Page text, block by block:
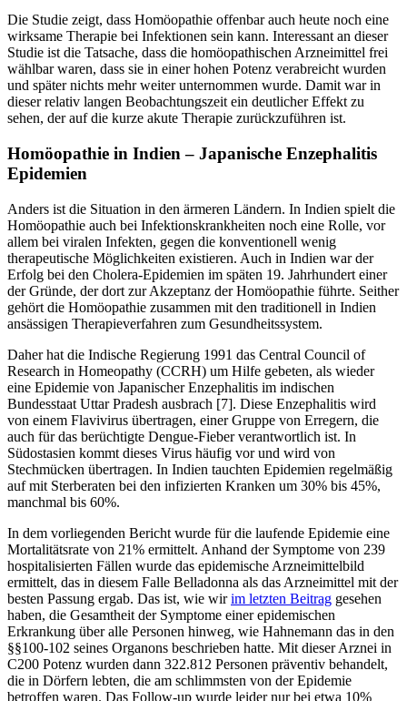
Die Studie zeigt, dass Homöopathie offenbar auch heute noch eine
wirksame Therapie bei Infektionen sein kann. Interessant an dieser
Studie ist die Tatsache, dass die homöopathischen Arzneimittel frei
wählbar waren, dass sie in einer hohen Potenz verabreicht wurden
und später nichts mehr weiter unternommen wurde. Damit war in
dieser relativ langen Beobachtungszeit ein deutlicher Effekt zu
sehen, der auf die kurze akute Therapie zurückzuführen ist.
Homöopathie in Indien – Japanische Enzephalitis
Epidemien
Anders ist die Situation in den ärmeren Ländern. In Indien spielt die
Homöopathie auch bei Infektionskrankheiten noch eine Rolle, vor
allem bei viralen Infekten, gegen die konventionell wenig
therapeutische Möglichkeiten existieren. Auch in Indien war der
Erfolg bei den Cholera-Epidemien im späten 19. Jahrhundert einer
der Gründe, der dort zur Akzeptanz der Homöopathie führte. Seither
gehört die Homöopathie zusammen mit den traditionell in Indien
ansässigen Therapieverfahren zum Gesundheitssystem.
Daher hat die Indische Regierung 1991 das Central Council of
Research in Homeopathy (CCRH) um Hilfe gebeten, als wieder
eine Epidemie von Japanischer Enzephalitis im indischen
Bundesstaat Uttar Pradesh ausbrach [7]. Diese Enzephalitis wird
von einem Flavivirus übertragen, einer Gruppe von Erregern, die
auch für das berüchtigte Dengue-Fieber verantwortlich ist. In
Südostasien kommt dieses Virus häufig vor und wird von
Stechmücken übertragen. In Indien tauchten Epidemien regelmäßig
auf mit Sterberaten bei den infizierten Kranken um 30% bis 45%,
manchmal bis 60%.
In dem vorliegenden Bericht wurde für die laufende Epidemie eine
Mortalitätsrate von 21% ermittelt. Anhand der Symptome von 239
hospitalisierten Fällen wurde das epidemische Arzneimittelbild
ermittelt, das in diesem Falle Belladonna als das Arzneimittel mit der
besten Passung ergab. Das ist, wie wirim letzten Beitrag gesehen
haben, die Gesamtheit der Symptome einer epidemischen
Erkrankung über alle Personen hinweg, wie Hahnemann das in den
§§100-102 seines Organons beschrieben hatte. Mit dieser Arznei in
C200 Potenz wurden dann 322.812 Personen präventiv behandelt,
die in Dörfern lebten, die am schlimmsten von der Epidemie
betroffen waren. Das Follow-up wurde leider nur bei etwa 10%